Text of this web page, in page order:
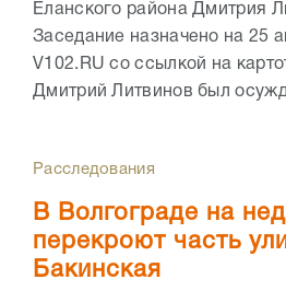
Еланского района Дмитрия
Заседание назначено на 25
V102.RU со ссылкой на
Дмитрий Литвинов был
Расследования
В Волгограде на
перекроют часть
Бакинская